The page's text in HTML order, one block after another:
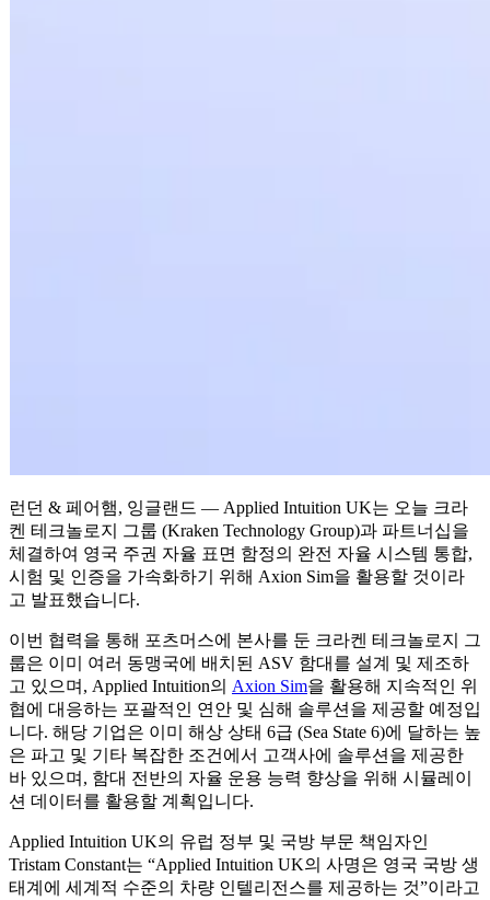
런던 & 페어햄, 잉글랜드 — Applied Intuition UK는 오늘 크라
켄 테크놀로지 그룹 (Kraken Technology Group)과 파트너십을
체결하여 영국 주권 자율 표면 함정의 완전 자율 시스템 통합,
시험 및 인증을 가속화하기 위해 Axion Sim을 활용할 것이라
고 발표했습니다.
이번 협력을 통해 포츠머스에 본사를 둔 크라켄 테크놀로지 그
룹은 이미 여러 동맹국에 배치된 ASV 함대를 설계 및 제조하
고 있으며, Applied Intuition의 Axion Sim을 활용해 지속적인 위
협에 대응하는 포괄적인 연안 및 심해 솔루션을 제공할 예정입
니다. 해당 기업은 이미 해상 상태 6급 (Sea State 6)에 달하는 높
은 파고 및 기타 복잡한 조건에서 고객사에 솔루션을 제공한
바 있으며, 함대 전반의 자율 운용 능력 향상을 위해 시뮬레이
션 데이터를 활용할 계획입니다.
Applied Intuition UK의 유럽 정부 및 국방 부문 책임자인
Tristam Constant는 “Applied Intuition UK의 사명은 영국 국방 생
태계에 세계적 수준의 차량 인텔리전스를 제공하는 것”이라고